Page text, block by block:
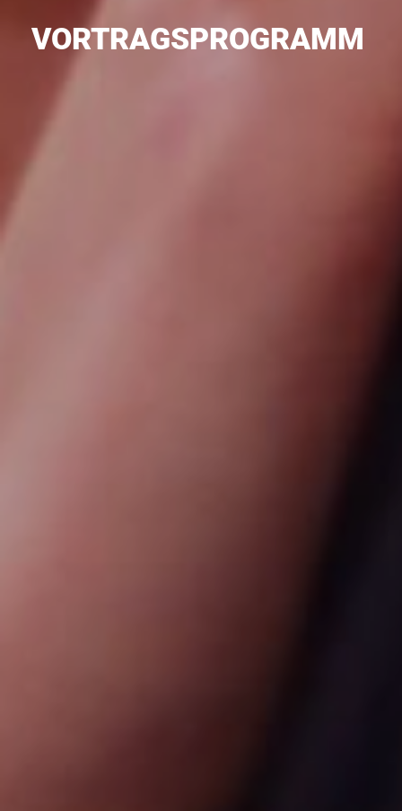
VORTRAGSPROGRAMM